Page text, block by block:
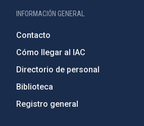
INFORMACIÓN GENERAL
Contacto
Cómo llegar al IAC
Directorio de personal
Biblioteca
Registro general